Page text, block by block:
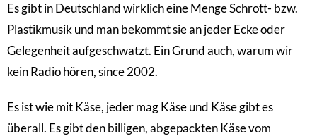
Es gibt in Deutschland wirklich eine Menge Schrott- bzw.
Plastikmusik und man bekommt sie an jeder Ecke oder
Gelegenheit aufgeschwatzt. Ein Grund auch, warum wir
kein Radio hören, since 2002.
Es ist wie mit Käse, jeder mag Käse und Käse gibt es
überall. Es gibt den billigen, abgepackten Käse vom